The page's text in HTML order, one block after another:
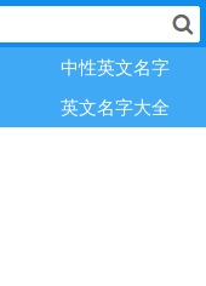
中性英文名字
英文名字大全